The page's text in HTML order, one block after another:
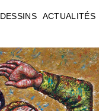
DESSINS ACTUALITÉS